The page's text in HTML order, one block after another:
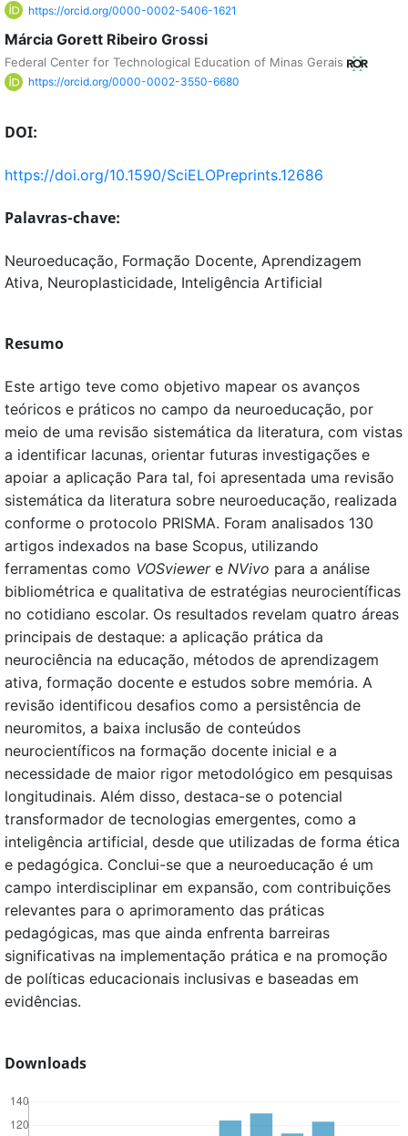
https://orcid.org/0000-0002-5406-1621
Márcia Gorett Ribeiro Grossi
Federal Center for Technological Education of Minas Gerais
https://orcid.org/0000-0002-3550-6680
DOI:
https://doi.org/10.1590/SciELOPreprints.12686
Palavras-chave:
Neuroeducação, Formação Docente, Aprendizagem
Ativa, Neuroplasticidade, Inteligência Artificial
Resumo
Este artigo teve como objetivo mapear os avanços
teóricos e práticos no campo da neuroeducação, por
meio de uma revisão sistemática da literatura, com vistas
a identificar lacunas, orientar futuras investigações e
apoiar a aplicação Para tal, foi apresentada uma revisão
sistemática da literatura sobre neuroeducação, realizada
conforme o protocolo PRISMA. Foram analisados 130
artigos indexados na base Scopus, utilizando
ferramentas como VOSviewere NVivo para a análise
bibliométrica e qualitativa de estratégias neurocientíficas
no cotidiano escolar. Os resultados revelam quatro áreas
principais de destaque: a aplicação prática da
neurociência na educação, métodos de aprendizagem
ativa, formação docente e estudos sobre memória. A
revisão identificou desafios como a persistência de
neuromitos, a baixa inclusão de conteúdos
neurocientíficos na formação docente inicial e a
necessidade de maior rigor metodológico em pesquisas
longitudinais. Além disso, destaca-se o potencial
transformador de tecnologias emergentes, como a
inteligência artificial, desde que utilizadas de forma ética
e pedagógica. Conclui-se que a neuroeducação é um
campo interdisciplinar em expansão, com contribuições
relevantes para o aprimoramento das práticas
pedagógicas, mas que ainda enfrenta barreiras
significativas na implementação prática e na promoção
de políticas educacionais inclusivas e baseadas em
evidências.
Downloads